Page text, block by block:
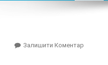
Залишити КоментарOn